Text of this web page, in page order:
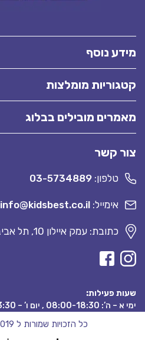
מידע נוסף
קטגוריות מומלצות
מאמרים מובילים בבלוג
צור קשר
טלפון: 03-5734889
אימייל: info@kidsbest.co.il
כתובת: עמק איילון 10, תל אביב.
שעות פעילות:
ימי א – ה’: 08:00-18:30 , יום ו’ – 08:00-13:30
כל הזכויות שמורות ל KIDS BEST © 2019